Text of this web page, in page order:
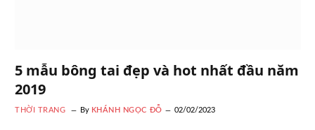
5 mẫu bông tai đẹp và hot nhất đầu năm
2019
THỜI TRANG By KHÁNH NGỌC ĐỖ 02/02/2023